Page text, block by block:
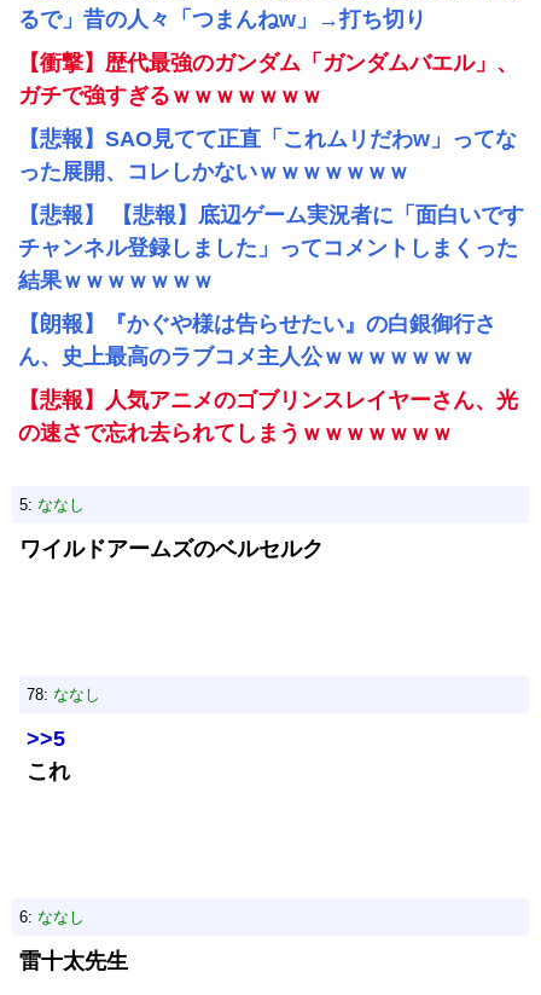
るで」昔の人々「つまんねw」→打ち切り
【衝撃】歴代最強のガンダム「ガンダムバエル」、
ガチで強すぎるｗｗｗｗｗｗｗ
【悲報】SAO見てて正直「これムリだわw」ってな
った展開、コレしかないｗｗｗｗｗｗｗ
【悲報】 【悲報】底辺ゲーム実況者に「面白いです
チャンネル登録しました」ってコメントしまくった
結果ｗｗｗｗｗｗｗ
【朗報】『かぐや様は告らせたい』の白銀御行さ
ん、史上最高のラブコメ主人公ｗｗｗｗｗｗｗ
【悲報】人気アニメのゴブリンスレイヤーさん、光
の速さで忘れ去られてしまうｗｗｗｗｗｗｗ
5: ななし
ワイルドアームズのベルセルク
78: ななし
>>5
これ
6: ななし
雷十太先生